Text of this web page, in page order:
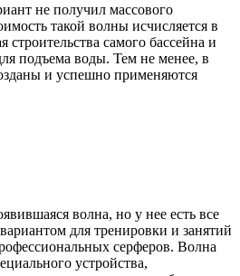
не получил массового
такой волны исчисляется в
строительства самого бассейна и
подъема воды. Тем не менее, в
и успешно применяются
волна, но у нее есть все
для тренировки и занятий
серферов. Волна
устройства,